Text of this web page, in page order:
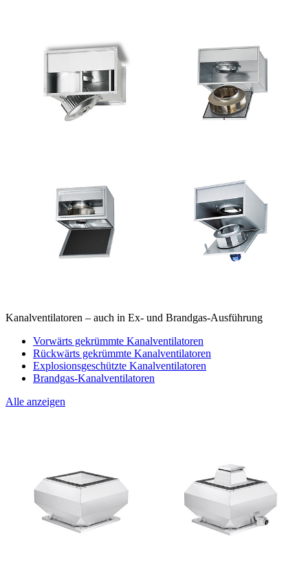
Kanalventilatoren – auch in Ex- und Brandgas-Ausführung
Vorwärts gekrümmte Kanalventilatoren
Rückwärts gekrümmte Kanalventilatoren
Explosionsgeschützte Kanalventilatoren
Brandgas-Kanalventilatoren
Alle anzeigen